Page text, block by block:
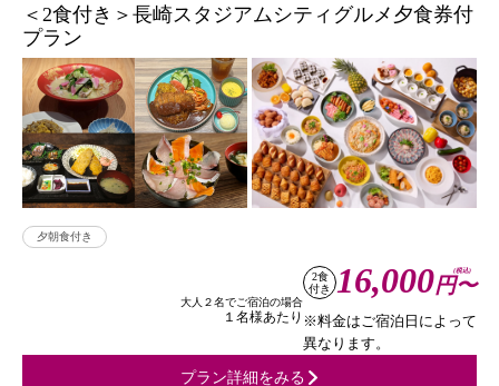
＜2食付き＞長崎スタジアムシティグルメ夕食券付
プラン
夕朝食付き
大人２名でご宿泊の場合
１名様あたり
2食
付き
16,000円〜
(税込)
※料金はご宿泊日によって
異なります。
プラン詳細をみる